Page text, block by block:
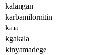
kalangan
karbamilornitin
kaɹa
kgakala
kinyamadege